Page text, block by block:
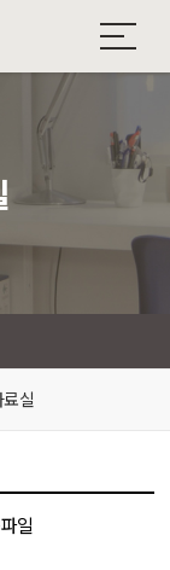
실
일